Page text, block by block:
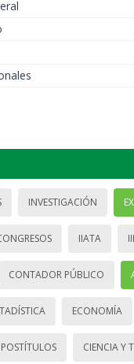
INVESTIGACIÓN
IIATA
CONTADOR PÚBLICO
ECONOMÍA
POSTÍTULOS CIENCIA Y